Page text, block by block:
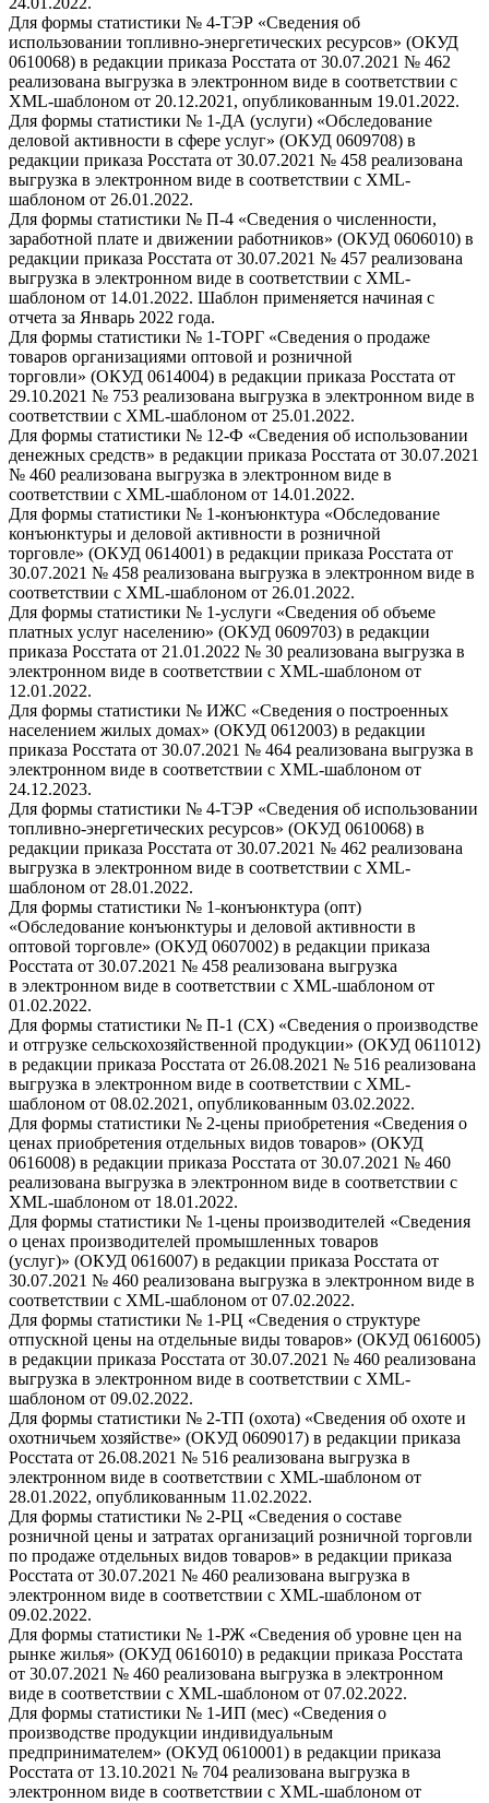
Для формы статистики № 4-ТЭР «Сведения об
использовании топливно-энергетических ресурсов» (ОКУД
0610068) в редакции приказа Росстата от 30.07.2021 № 462
реализована выгрузка в электронном виде в соответствии с
XML-шаблоном от 20.12.2021, опубликованным 19.01.2022.
Для формы статистики № 1-ДА (услуги) «Обследование
деловой активности в сфере услуг» (ОКУД 0609708) в
редакции приказа Росстата от 30.07.2021 № 458 реализована
выгрузка в электронном виде в соответствии с XML-
шаблоном от 26.01.2022.
Для формы статистики № П-4 «Сведения о численности,
заработной плате и движении работников» (ОКУД 0606010) в
редакции приказа Росстата от 30.07.2021 № 457 реализована
выгрузка в электронном виде в соответствии с XML-
шаблоном от 14.01.2022. Шаблон применяется начиная с
отчета за Январь 2022 года.
Для формы статистики № 1-ТОРГ «Сведения о продаже
товаров организациями оптовой и розничной
торговли» (ОКУД 0614004) в редакции приказа Росстата от
29.10.2021 № 753 реализована выгрузка в электронном виде в
соответствии с XML-шаблоном от 25.01.2022.
Для формы статистики № 12-Ф «Сведения об использовании
денежных средств» в редакции приказа Росстата от 30.07.2021
№ 460 реализована выгрузка в электронном виде в
соответствии с XML-шаблоном от 14.01.2022.
Для формы статистики № 1-конъюнктура «Обследование
конъюнктуры и деловой активности в розничной
торговле» (ОКУД 0614001) в редакции приказа Росстата от
30.07.2021 № 458 реализована выгрузка в электронном виде в
соответствии с XML-шаблоном от 26.01.2022.
Для формы статистики № 1-услуги «Сведения об объеме
платных услуг населению» (ОКУД 0609703) в редакции
приказа Росстата от 21.01.2022 № 30 реализована выгрузка в
электронном виде в соответствии с XML-шаблоном от
12.01.2022.
Для формы статистики № ИЖС «Сведения о построенных
населением жилых домах» (ОКУД 0612003) в редакции
приказа Росстата от 30.07.2021 № 464 реализована выгрузка в
электронном виде в соответствии с XML-шаблоном от
24.12.2023.
Для формы статистики № 4-ТЭР «Сведения об использовании
топливно-энергетических ресурсов» (ОКУД 0610068) в
редакции приказа Росстата от 30.07.2021 № 462 реализована
выгрузка в электронном виде в соответствии с XML-
шаблоном от 28.01.2022.
Для формы статистики № 1˗конъюнктура (опт)
«Обследование конъюнктуры и деловой активности в
оптовой торговле» (ОКУД 0607002) в редакции приказа
Росстата от 30.07.2021 № 458 реализована выгрузка
в электронном виде в соответствии с XML-шаблоном от
01.02.2022.
Для формы статистики № П-1 (СХ) «Сведения о производстве
и отгрузке сельскохозяйственной продукции» (ОКУД 0611012)
в редакции приказа Росстата от 26.08.2021 № 516 реализована
выгрузка в электронном виде в соответствии с XML-
шаблоном от 08.02.2021, опубликованным 03.02.2022.
Для формы статистики № 2-цены приобретения «Сведения о
ценах приобретения отдельных видов товаров» (ОКУД
0616008) в редакции приказа Росстата от 30.07.2021 № 460
реализована выгрузка в электронном виде в соответствии с
XML-шаблоном от 18.01.2022.
Для формы статистики № 1-цены производителей «Сведения
о ценах производителей промышленных товаров
(услуг)» (ОКУД 0616007) в редакции приказа Росстата от
30.07.2021 № 460 реализована выгрузка в электронном виде в
соответствии с XML-шаблоном от 07.02.2022.
Для формы статистики № 1-РЦ «Сведения о структуре
отпускной цены на отдельные виды товаров» (ОКУД 0616005)
в редакции приказа Росстата от 30.07.2021 № 460 реализована
выгрузка в электронном виде в соответствии с XML-
шаблоном от 09.02.2022.
Для формы статистики № 2-ТП (охота) «Сведения об охоте и
охотничьем хозяйстве» (ОКУД 0609017) в редакции приказа
Росстата от 26.08.2021 № 516 реализована выгрузка в
электронном виде в соответствии с XML-шаблоном от
28.01.2022, опубликованным 11.02.2022.
Для формы статистики № 2-РЦ «Сведения о составе
розничной цены и затратах организаций розничной торговли
по продаже отдельных видов товаров» в редакции приказа
Росстата от 30.07.2021 № 460 реализована выгрузка в
электронном виде в соответствии с XML-шаблоном от
09.02.2022.
Для формы статистики № 1-РЖ «Сведения об уровне цен на
рынке жилья» (ОКУД 0616010) в редакции приказа Росстата
от 30.07.2021 № 460 реализована выгрузка в электронном
виде в соответствии с XML-шаблоном от 07.02.2022.
Для формы статистики № 1-ИП (мес) «Сведения о
производстве продукции индивидуальным
предпринимателем» (ОКУД 0610001) в редакции приказа
Росстата от 13.10.2021 № 704 реализована выгрузка в
электронном виде в соответствии с XML-шаблоном от